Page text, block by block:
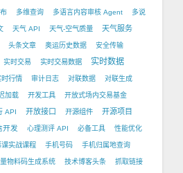
多维查询 多语言内容审核 Agent 多说
天气 API 天气-空气质量 天气服务
头条文章 奥运历史数据 安全传输
实时交易 实时交易数据 实时数据
时行情 审计日志 对联数据 对联生成
加载 开发工具 开放式场内交易基金
API 开放接口 开源组件 开源项目
开发 心理测评 API 必备工具 性能优化
课实战课程 手机号码 手机归属地查询
物料码生成系统 技术博客头条 抓取链接